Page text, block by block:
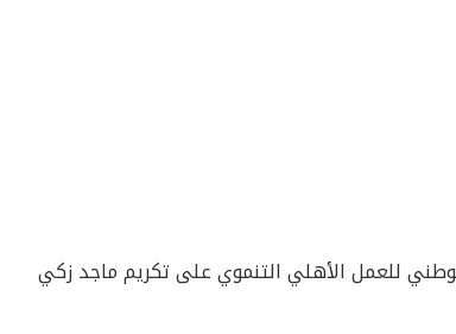
للعمل الأهلي التنموي على تكريم ماجد زكي